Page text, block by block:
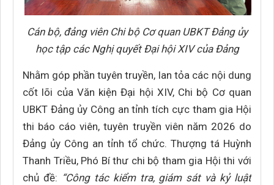
Cán bộ, đảng viên Chi bộ Cơ quan UBKT Đảng ủy
học tập các Nghị quyết Đại hội XIV của Đảng
Nhằm góp phần tuyên truyền, lan tỏa các nội dung
cốt lõi của Văn kiện Đại hội XIV, Chi bộ Cơ quan
UBKT Đảng ủy Công an tỉnh tích cực tham gia Hội
thi báo cáo viên, tuyên truyền viên năm 2026 do
Đảng ủy Công an tỉnh tổ chức. Thượng tá Huỳnh
Thanh Triều, Phó Bí thư chi bộ tham gia Hội thi với
chủ đề: “Công tác kiểm tra, giám sát và kỷ luật